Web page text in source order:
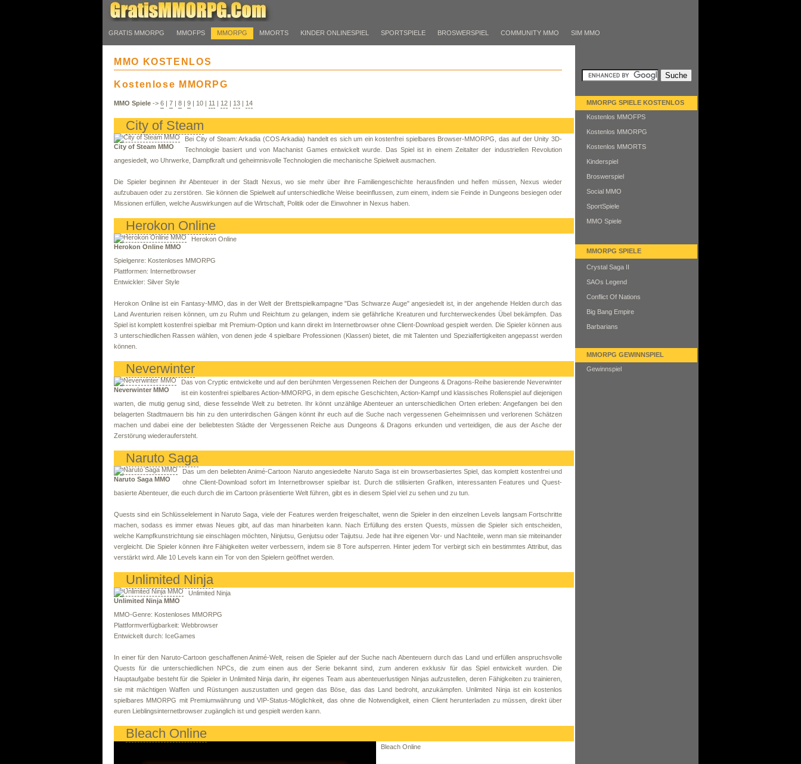
GRATIS MMORPG MMOFPS MMORPG MMORTS KINDER ONLINESPIEL SPORTSPIELE BROSWERSPIEL COMMUNITY MMO SIM MMO
MMO KOSTENLOS
Kostenlose MMORPG
MMO Spiele -> 6 | 7 | 8 | 9 | 10 | 11 | 12 | 13 | 14
City of Steam
City of Steam MMO
Bei City of Steam: Arkadia (COS Arkadia) handelt es sich um ein kostenfrei spielbares Browser-MMORPG, das auf der Unity 3D-
Technologie basiert und von Machanist Games entwickelt wurde. Das Spiel ist in einem Zeitalter der industriellen Revolution
angesiedelt, wo Uhrwerke, Dampfkraft und geheimnisvolle Technologien die mechanische Spielwelt ausmachen.
Die Spieler beginnen ihr Abenteuer in der Stadt Nexus, wo sie mehr über ihre Familiengeschichte herausfinden und helfen müssen, Nexus wieder
aufzubauen oder zu zerstören. Sie können die Spielwelt auf unterschiedliche Weise beeinflussen, zum einem, indem sie Feinde in Dungeons besiegen oder
Missionen erfüllen, welche Auswirkungen auf die Wirtschaft, Politik oder die Einwohner in Nexus haben.
Herokon Online
Herokon Online MMO
Herokon Online
Spielgenre: Kostenloses MMORPG
Plattformen: Internetbrowser
Entwickler: Silver Style
Herokon Online ist ein Fantasy-MMO, das in der Welt der Brettspielkampagne "Das Schwarze Auge" angesiedelt ist, in der angehende Helden durch das
Land Aventurien reisen können, um zu Ruhm und Reichtum zu gelangen, indem sie gefährliche Kreaturen und furchterweckendes Übel bekämpfen. Das
Spiel ist komplett kostenfrei spielbar mit Premium-Option und kann direkt im Internetbrowser ohne Client-Download gespielt werden. Die Spieler können aus
3 unterschiedlichen Rassen wählen, von denen jede 4 spielbare Professionen (Klassen) bietet, die mit Talenten und Spezialfertigkeiten angepasst werden
können.
Neverwinter
Neverwinter MMO
Das von Cryptic entwickelte und auf den berühmten Vergessenen Reichen der Dungeons & Dragons-Reihe basierende Neverwinter
ist ein kostenfrei spielbares Action-MMORPG, in dem epische Geschichten, Action-Kampf und klassisches Rollenspiel auf diejenigen
warten, die mutig genug sind, diese fesselnde Welt zu betreten. Ihr könnt unzählige Abenteuer an unterschiedlichen Orten erleben: Angefangen bei den
belagerten Stadtmauern bis hin zu den unterirdischen Gängen könnt ihr euch auf die Suche nach vergessenen Geheimnissen und verlorenen Schätzen
machen und dabei eine der beliebtesten Städte der Vergessenen Reiche aus Dungeons & Dragons erkunden und verteidigen, die aus der Asche der
Zerstörung wiederaufersteht.
Naruto Saga
Naruto Saga MMO
Das um den beliebten Animé-Cartoon Naruto angesiedelte Naruto Saga ist ein browserbasiertes Spiel, das komplett kostenfrei und
ohne Client-Download sofort im Internetbrowser spielbar ist. Durch die stilisierten Grafiken, interessanten Features und Quest-
basierte Abenteuer, die euch durch die im Cartoon präsentierte Welt führen, gibt es in diesem Spiel viel zu sehen und zu tun.
Quests sind ein Schlüsselelement in Naruto Saga, viele der Features werden freigeschaltet, wenn die Spieler in den einzelnen Levels langsam Fortschritte
machen, sodass es immer etwas Neues gibt, auf das man hinarbeiten kann. Nach Erfüllung des ersten Quests, müssen die Spieler sich entscheiden,
welche Kampfkunstrichtung sie einschlagen möchten, Ninjutsu, Genjutsu oder Taijutsu. Jede hat ihre eigenen Vor- und Nachteile, wenn man sie miteinander
vergleicht. Die Spieler können ihre Fähigkeiten weiter verbessern, indem sie 8 Tore aufsperren. Hinter jedem Tor verbirgt sich ein bestimmtes Attribut, das
verstärkt wird. Alle 10 Levels kann ein Tor von den Spielern geöffnet werden.
Unlimited Ninja
Unlimited Ninja MMO
Unlimited Ninja
MMO-Genre: Kostenloses MMORPG
Plattformverfügbarkeit: Webbrowser
Entwickelt durch: IceGames
In einer für den Naruto-Cartoon geschaffenen Animé-Welt, reisen die Spieler auf der Suche nach Abenteuern durch das Land und erfüllen anspruchsvolle
Quests für die unterschiedlichen NPCs, die zum einen aus der Serie bekannt sind, zum anderen exklusiv für das Spiel entwickelt wurden. Die
Hauptaufgabe besteht für die Spieler in Unlimited Ninja darin, ihr eigenes Team aus abenteuerlustigen Ninjas aufzustellen, deren Fähigkeiten zu trainieren,
sie mit mächtigen Waffen und Rüstungen auszustatten und gegen das Böse, das das Land bedroht, anzukämpfen. Unlimited Ninja ist ein kostenlos
spielbares MMORPG mit Premiumwährung und VIP-Status-Möglichkeit, das ohne die Notwendigkeit, einen Client herunterladen zu müssen, direkt über
euren Lieblingsinternetbrowser zugänglich ist und gespielt werden kann.
Bleach Online
Bleach Online
MMORPG SPIELE KOSTENLOS
Kostenlos MMOFPS
Kostenlos MMORPG
Kostenlos MMORTS
Kinderspiel
Broswerspiel
Social MMO
SportSpiele
MMO Spiele
MMORPG SPIELE
Crystal Saga II
SAOs Legend
Conflict Of Nations
Big Bang Empire
Barbarians
MMORPG GEWINNSPIEL
Gewinnspiel